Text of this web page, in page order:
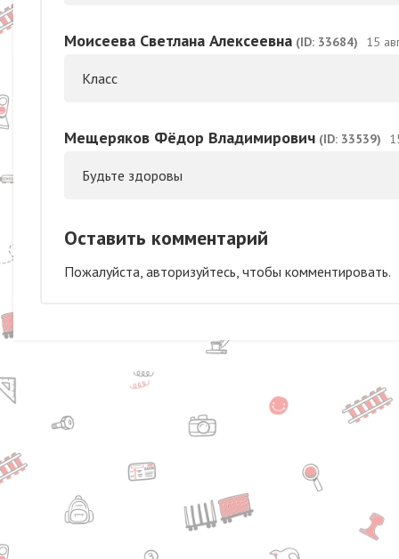
Моисеева Светлана Алексеевна (ID: 33684) 15
Класс
Мещеряков Фёдор Владимирович (ID: 33539)
Будьте здоровы
Оставить комментарий
Пожалуйста, авторизуйтесь, чтобы комментировать.